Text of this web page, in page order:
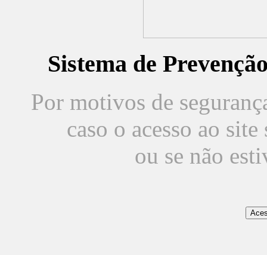
Sistema de
Por motivos de
caso o acesso ao
ou se não